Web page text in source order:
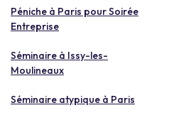
Péniche à Paris pour Soirée
Entreprise
Séminaire à Issy-les-
Moulineaux
Séminaire atypique à Paris